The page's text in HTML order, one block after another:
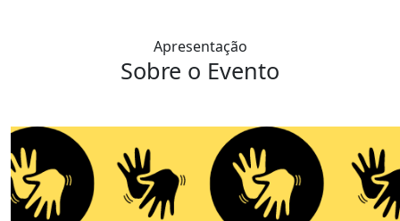
Apresentação
Sobre o Evento